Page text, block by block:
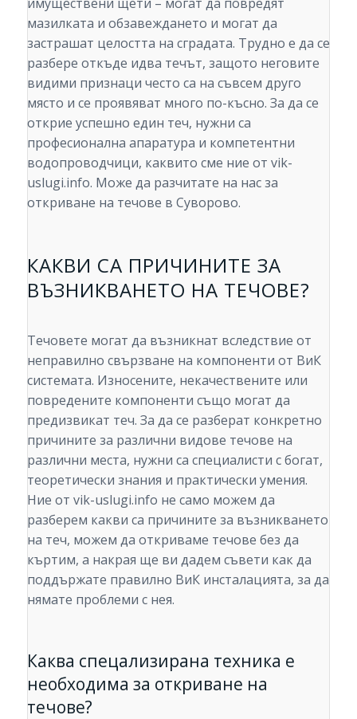
мазилката и обзавеждането и могат да
застрашат целостта на сградата. Трудно е да се
разбере откъде идва течът, защото неговите
видими признаци често са на съвсем друго
място и се проявяват много по-късно. За да се
открие успешно един теч, нужни са
професионална апаратура и компетентни
водопроводчици, каквито сме ние от vik-
uslugi.info. Може да разчитате на нас за
откриване на течове в Суворово.
КАКВИ СА ПРИЧИНИТЕ ЗА
ВЪЗНИКВАНЕТО НА ТЕЧОВЕ?
Течовете могат да възникнат вследствие от
неправилно свързване на компоненти от ВиК
системата. Износените, некачествените или
повредените компоненти също могат да
предизвикат теч. За да се разберат конкретно
причините за различни видове течове на
различни места, нужни са специалисти с богат,
теоретически знания и практически умения.
Ние от vik-uslugi.info не само можем да
разберем какви са причините за възникването
на теч, можем да откриваме течове без да
къртим, а накрая ще ви дадем съвети как да
поддържате правилно ВиК инсталацията, за да
нямате проблеми с нея.
Каква спецализирана техника е
необходима за откриване на
течове?